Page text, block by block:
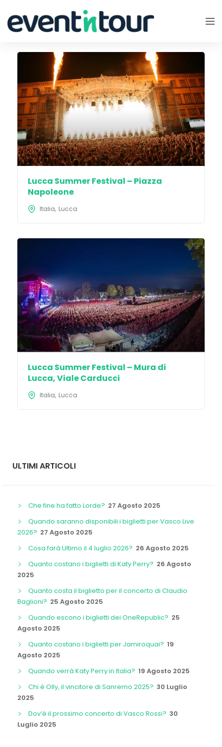
Lucca Summer Festival – Piazza
Napoleone
Italia Lucca
Lucca Summer Festival – Mura di
Lucca, Viale Carducci
Italia Lucca
ULTIMI ARTICOLI
Che fine ha fatto Lorde? 27 Agosto 2025
Quando saranno disponibili i biglietti per Vasco Live
2026? 27 Agosto 2025
Cosa farà Ultimo il 4 luglio 2026? 26 Agosto 2025
Quanto costano i biglietti di Katy Perry? 26 Agosto
2025
Quanto costa il biglietto per il concerto di Claudio
Baglioni? 25 Agosto 2025
Quando escono i biglietti dei OneRepublic? 25
Agosto 2025
Quanto costano i biglietti per Jamiroquai? 19
Agosto 2025
Quando verrà Katy Perry in Italia? 19 Agosto 2025
Chi è Olly, il vincitore di Sanremo 2025? 30 Luglio
2025
Dov’è il prossimo concerto di Vasco Rossi? 30
Luglio 2025